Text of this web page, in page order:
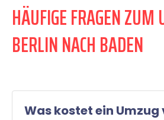
HÄUFIGE FRAGEN ZUM
BERLIN NACH BADEN
Was kostet ein Umzug